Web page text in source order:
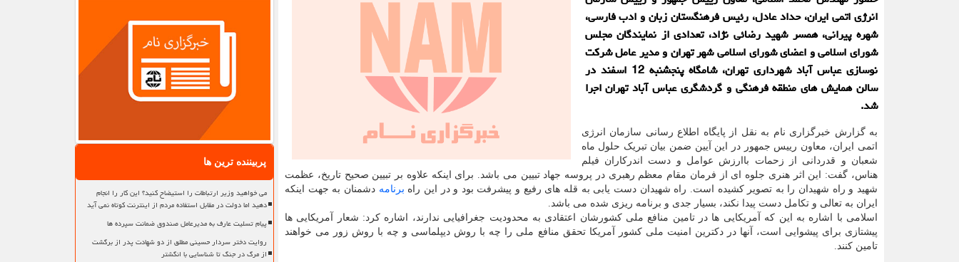
انرژی اتمی ایران، حداد عادل، رئیس فرهنگستان زبان و ادب فارسی،
شهره پیرانی، همسر شهید رضائی نژاد، تعدادی از نمایندگان مجلس
شورای اسلامی و اعضای شورای اسلامی شهر تهران و مدیر عامل شرکت
نوسازی عباس آباد شهرداری تهران، شامگاه پنجشنبه 12 اسفند در
سالن همایش های منطقه فرهنگی و گردشگری عباس آباد تهران اجرا
شد.
به گزارش خبرگزاری نام به نقل از پایگاه اطلاع رسانی سازمان انرژی
اتمی ایران، معاون رییس جمهور در این آیین ضمن بیان تبریک حلول ماه
شعبان و قدردانی از زحمات باارزش عوامل و دست اندرکاران فیلم
هناس، گفت: این اثر هنری جلوه ای از فرمان مقام معظم رهبری در پروسه جهاد تبیین می باشد. برای اینکه علاوه بر تبیین صحیح تاریخ، عظمت
شهید و راه شهیدان را به تصویر کشیده است. راه شهیدان دست یابی به قله های رفیع و پیشرفت بود و در این راه برنامه دشمنان به جهت اینکه
ایران به تعالی و تکامل دست پیدا نکند، بسیار جدی و برنامه ریزی شده می باشد.
اسلامی با اشاره به این که آمریکایی ها در تامین منافع ملی کشورشان اعتقادی به محدودیت جغرافیایی ندارند، اشاره کرد: شعار آمریکایی ها
پیشتازی برای پیشوایی است، آنها در دکترین امنیت ملی کشور آمریکا تحقق منافع ملی را چه با روش دیپلماسی و چه با روش زور می خواهند
تامین کنند.
پربیننده ترین ها
می خواهید وزیر ارتباطات را استیضاح کنید؟ این کار را انجام
دهید اما دولت در مقابل استفاده مردم از اینترنت کوتاه نمی آید
پیام تسلیت عارف به مدیرعامل صندوق ضمانت سپرده ها
روایت دختر سردار حسینی مطلق از دو شهادت پدر از برگشت
از مرگ در جنگ تا شناسایی با انگشتر